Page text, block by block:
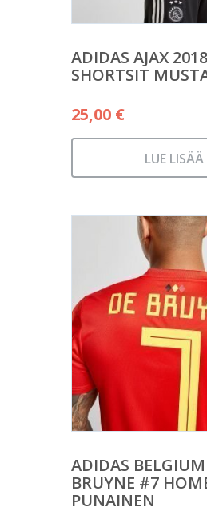
ADIDAS AJAX
SHORTSIT
25,00 €
LUE
ADIDAS
BRUYNE #7
PUNAINEN